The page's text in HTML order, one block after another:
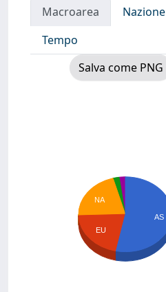
Macroarea Nazione
Tempo
Salva come PNG
NA
EU
AS